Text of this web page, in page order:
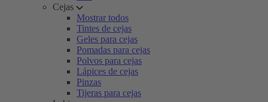
Cejas
Mostrar todos
Tintes de cejas
Geles para cejas
Pomadas para cejas
Polvos para cejas
Lápices de cejas
Pinzas
Tijeras para cejas